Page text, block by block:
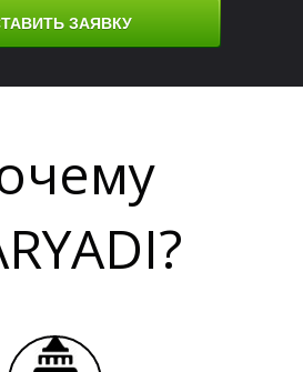
ЗАЯВКУ